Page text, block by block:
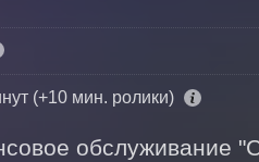
(+10 мин. ролики)
обслуживание